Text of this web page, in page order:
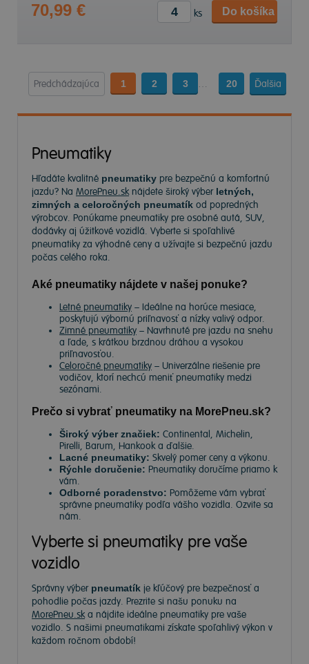
70,99 € ks Do košíka
Predchádzajúca 1 2 3 … 20 Ďalšia
Pneumatiky
Hľadáte kvalitné pneumatiky pre bezpečnú a komfortnú
jazdu? Na MorePneu.sknájdete široký výber letných,
zimných a celoročných pneumatík od popredných
výrobcov. Ponúkame pneumatiky pre osobné autá, SUV,
dodávky aj úžitkové vozidlá. Vyberte si spoľahlivé
pneumatiky za výhodné ceny a užívajte si bezpečnú jazdu
počas celého roka.
Aké pneumatiky nájdete v našej ponuke?
Letné pneumatiky – Ideálne na horúce mesiace,
poskytujú výbornú priľnavosť a nízky valivý odpor.
Zimné pneumatiky – Navrhnuté pre jazdu na snehu
a ľade, s krátkou brzdnou dráhou a vysokou
priľnavosťou.
Celoročné pneumatiky – Univerzálne riešenie pre
vodičov, ktorí nechcú meniť pneumatiky medzi
sezónami.
Prečo si vybrať pneumatiky na MorePneu.sk?
Široký výber značiek: Continental, Michelin,
Pirelli, Barum, Hankook a ďalšie.
Lacné pneumatiky: Skvelý pomer ceny a výkonu.
Rýchle doručenie: Pneumatiky doručíme priamo k
vám.
Odborné poradenstvo: Pomôžeme vám vybrať
správne pneumatiky podľa vášho vozidla. Ozvite sa
nám.
Vyberte si pneumatiky pre vaše
vozidlo
Správny výber pneumatík je kľúčový pre bezpečnosť a
pohodlie počas jazdy. Prezrite si našu ponuku na
MorePneu.ska nájdite ideálne pneumatiky pre vaše
vozidlo. S našimi pneumatikami získate spoľahlivý výkon v
každom ročnom období!